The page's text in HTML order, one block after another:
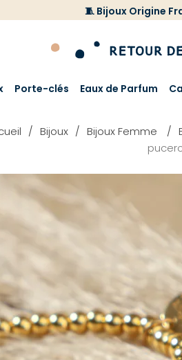
🧵 Bijoux Origine
Porte-clés Eaux de Parfum
Bijoux Bijoux Femme